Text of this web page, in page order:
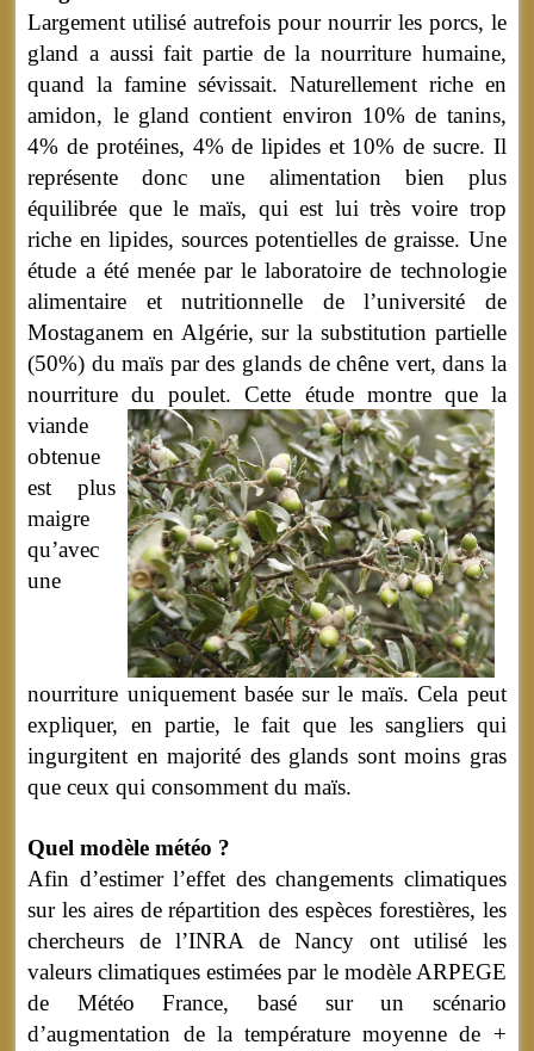
Largement utilisé autrefois pour nourrir les porcs, le
gland a aussi fait partie de la nourriture humaine,
quand la famine sévissait. Naturellement riche en
amidon, le gland contient environ 10% de tanins,
4% de protéines, 4% de lipides et 10% de sucre. Il
représente donc une alimentation bien plus
équilibrée que le maïs, qui est lui très voire trop
riche en lipides, sources potentielles de graisse. Une
étude a été menée par le laboratoire de technologie
alimentaire et nutritionnelle de l’université de
Mostaganem en Algérie, sur la substitution partielle
(50%) du maïs par des glands de chêne vert, dans la
nourriture du poulet.Cette étude montre que la
viande
obtenue
est plus
maigre
qu’avec
une
nourriture uniquement basée sur le maïs. Cela peut
expliquer, en partie, le fait que les sangliers qui
ingurgitent en majorité des glands sont moins gras
que ceux qui consomment du maïs.
Quel modèle météo ?
Afin d’estimer l’effet des changements climatiques
sur les aires de répartition des espèces forestières, les
chercheurs de l’INRA de Nancy ont utilisé les
valeurs climatiques estimées par le modèle ARPEGE
de Météo France, basé sur un scénario
d’augmentation de la température moyenne de +